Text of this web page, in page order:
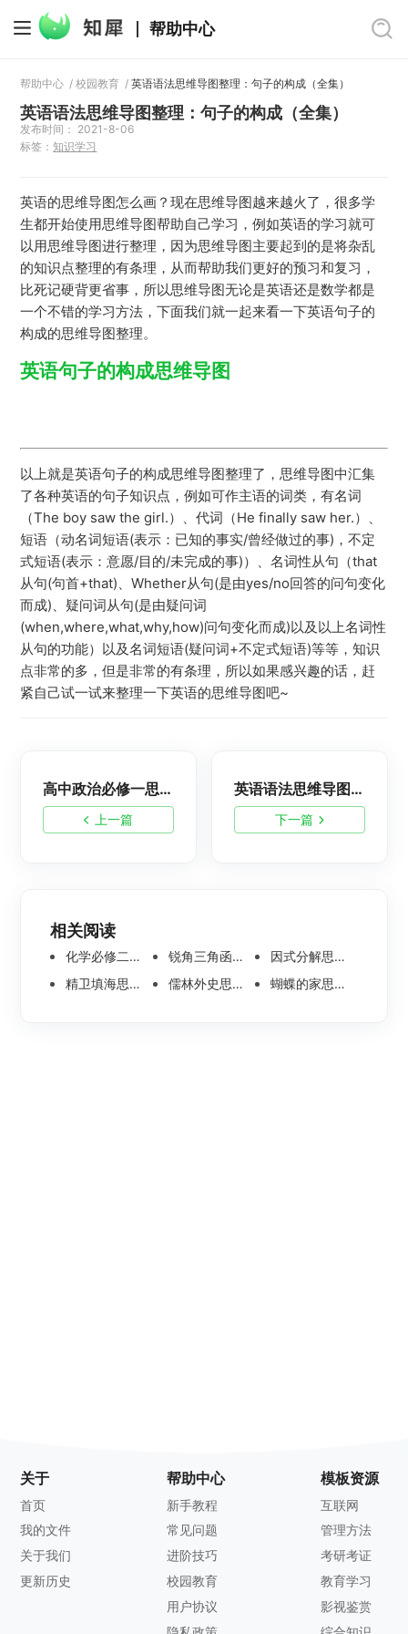
帮助中心
帮助中心 /校园教育 /英语语法思维导图整理：句子的构成（全集）
英语语法思维导图整理：句子的构成（全集）
发布时间： 2021-8-06
标签：知识学习
英语的思维导图怎么画？现在思维导图越来越火了，很多学
生都开始使用思维导图帮助自己学习，例如英语的学习就可
以用思维导图进行整理，因为思维导图主要起到的是将杂乱
的知识点整理的有条理，从而帮助我们更好的预习和复习，
比死记硬背更省事，所以思维导图无论是英语还是数学都是
一个不错的学习方法，下面我们就一起来看一下英语句子的
构成的思维导图整理。
英语句子的构成思维导图
以上就是英语句子的构成思维导图整理了，思维导图中汇集
了各种英语的句子知识点，例如可作主语的词类，有名词
（The boy saw the girl.）、代词（He finally saw her.）、
短语（动名词短语(表示：已知的事实/曾经做过的事)，不定
式短语(表示：意愿/目的/未完成的事)）、名词性从句（that
从句(句首+that)、Whether从句(是由yes/no回答的问句变化
而成)、疑问词从句(是由疑问词
(when,where,what,why,how)问句变化而成)以及以上名词性
从句的功能）以及名词短语(疑问词+不定式短语)等等，知识
点非常的多，但是非常的有条理，所以如果感兴趣的话，赶
紧自己试一试来整理一下英语的思维导图吧~
上一篇
高中政治必修一思维导图：生产与经济制度
下一篇
英语语法思维导图大全：动词语法脑图整理-英语基础教育
相关阅读
化学必修二思维导图合集，高中高清化学思维导图整理 锐角三角函数思维导图 | 数学思维导图分享
因式分解思维导图高清版-数学思维导图模板分享
精卫填海思维导图怎么画？高清版精卫填海思维导图模板分享
儒林外史思维导图大全|高清版免费思维导图模板 蝴蝶的家思维导图怎么画？高清版蝴蝶的家思维导图分享
关于
首页
我的文件
关于我们
更新历史
帮助中心
新手教程
常见问题
进阶技巧
校园教育
用户协议
模板资源
互联网
管理方法
考研考证
教育学习
影视鉴赏